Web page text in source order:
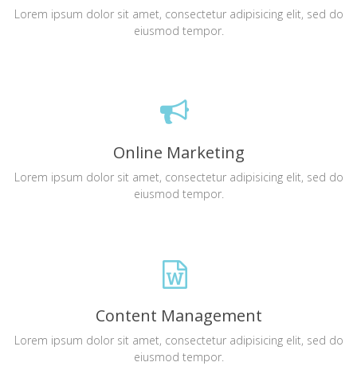
Lorem ipsum dolor sit amet, consectetur adipisicing elit, sed do
eiusmod tempor.
Online Marketing
Lorem ipsum dolor sit amet, consectetur adipisicing elit, sed do
eiusmod tempor.
Content Management
Lorem ipsum dolor sit amet, consectetur adipisicing elit, sed do
eiusmod tempor.